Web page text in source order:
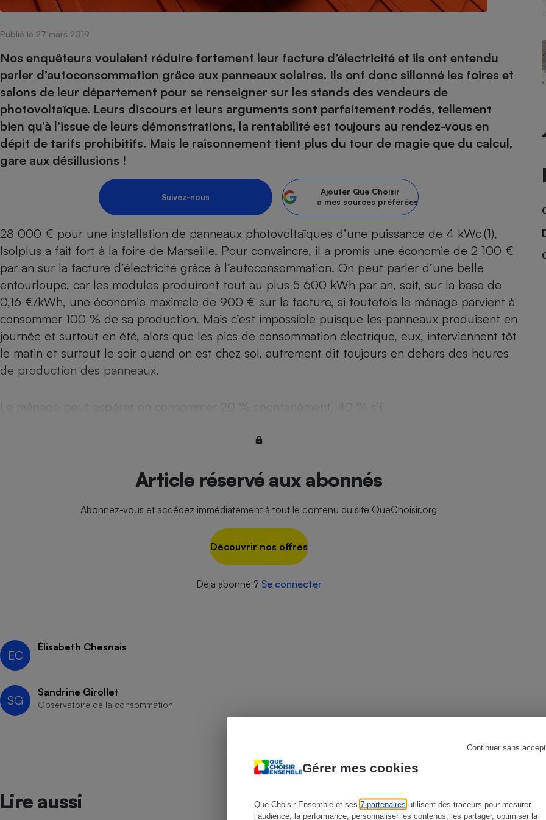
Gérer mes cookies
Que Choisir Ensemble et ses 7 partenaires utilisent des traceurs pour mesurer
l’audience, la performance, personnaliser les contenus, les partager, optimiser la
Continuer sans
Publié le 27 mars 2019
Nos enquêteurs voulaient réduire fortement leur facture d’électricité et ils ont entendu
parler d’autoconsommation grâce aux panneaux solaires. Ils ont donc sillonné les foires et
salons de leur département pour se renseigner sur les stands des vendeurs de
photovoltaïque. Leurs discours et leurs arguments sont parfaitement rodés, tellement
bien qu’à l’issue de leurs démonstrations, la rentabilité est toujours au rendez-vous en
dépit de tarifs prohibitifs. Mais le raisonnement tient plus du tour de magie que du calcul,
gare aux désillusions !
Suivez-nous
Ajouter Que Choisir
à mes sources préférées
28 000 € pour une installation de panneaux photovoltaïques d’une puissance de 4 kWc (1),
Isolplus a fait fort à la foire de Marseille. Pour convaincre, il a promis une économie de 2 100 €
par an sur la facture d’électricité grâce à l’autoconsommation. On peut parler d’une belle
entourloupe, car les modules produiront tout au plus 5 600 kWh par an, soit, sur la base de
0,16 €/kWh, une économie maximale de 900 € sur la facture, si toutefois le ménage parvient à
consommer 100 % de sa production. Mais c’est impossible puisque les panneaux produisent en
journée et surtout en été, alors que les pics de consommation électrique, eux, interviennent tôt
le matin et surtout le soir quand on est chez soi, autrement dit toujours en dehors des heures
de production des panneaux.
Le ménage peut espérer en consommer 20 % spontanément, 40 % s’il
Article réservé aux abonnés
Abonnez-vous et accédez immédiatement à tout le contenu du site QueChoisir.org
Découvrir nos offres
Déjà abonné ? Se connecter
ÉC
Élisabeth Chesnais
SG
Sandrine Girollet
Observatoire de la consommation
Lire aussi
Complément
alimentaire
Foie gras
Assurance emprunteur Assurance vie
Banque en ligne
Petit électroménager - Ustensile
Lave-linge Lave-vaisselle
Plaque de cuisson à
induction
Four encastrable
Climatiseur -
Ventilateur
Aspirateur
Internet
Téléviseur Ordinateur portable
Téléphone mobile -
Appareil photo
numérique
Radiateur électrique Électricité - Gaz
Climatiseur -
Lessive
Mutuelle Aide auditive
Crème solaire